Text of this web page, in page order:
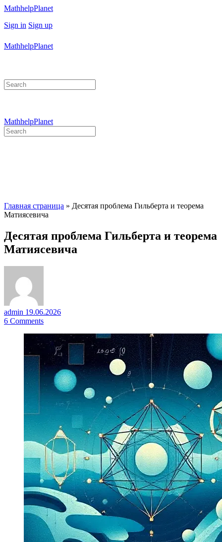
Toggle
Panel
MathhelpPlanet
More
Sign in Sign up
MathhelpPlanet
Search
for:
MathhelpPlanet
Search
for:
Главная страница » Десятая проблема Гильберта и теорема
Матиясевича
Десятая проблема Гильберта и теорема
Матиясевича
admin 19.06.2026
6 Comments